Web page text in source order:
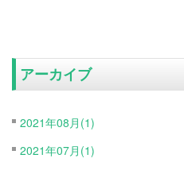
アーカイブ
2021年08月(1)
2021年07月(1)